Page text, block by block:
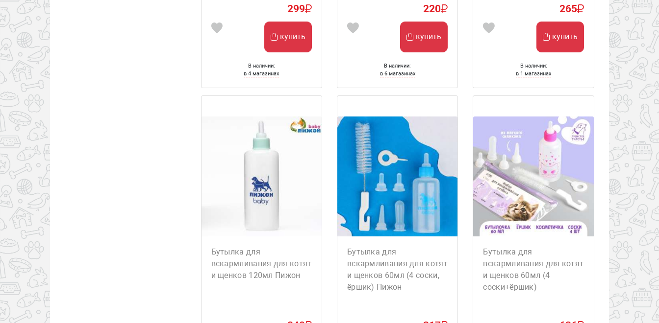
299
купить
В наличии:
в 4 магазинах
220
купить
В наличии:
в 6 магазинах
265
купить
В наличии:
в 1 магазинах
Бутылка для
вскармливания для котят
и щенков 120мл Пижон
Бутылка для
вскармливания для котят
и щенков 60мл (4 соски,
ёршик) Пижон
Бутылка для
вскармливания для котят
и щенков 60мл (4
соски+ёршик)